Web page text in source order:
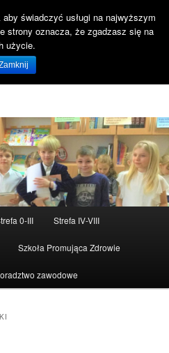
SP47 Gdańsk!
0-III Strefa IV-VIII
Szkoła Promująca Zdrowie
zawodowe
świadczyć usługi na najwyższym
strony oznacza, że zgadzasz się na
użycie.